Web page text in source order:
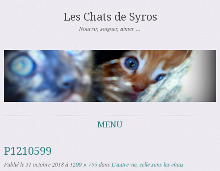
Les Chats de Syros
Nourrir, soigner, aimer …
MENU
P1210599
Publié le31 octobre 2018à 1200 × 799dansL’autre vie, celle sans les chats